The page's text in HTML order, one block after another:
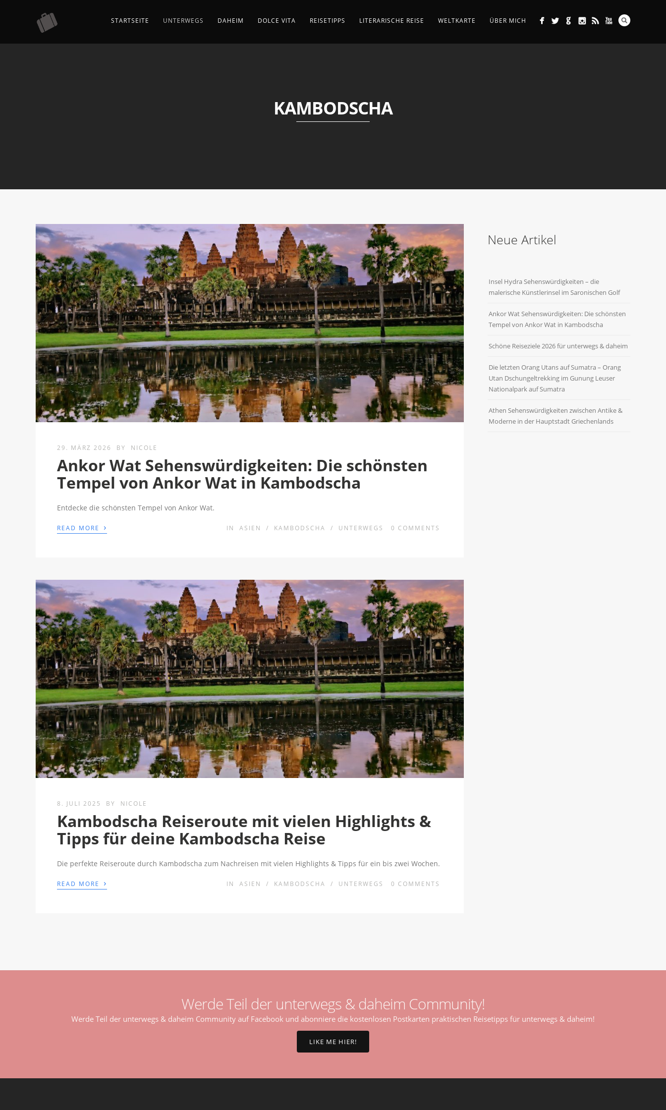
STARTSEITE UNTERWEGS DAHEIM DOLCE VITA REISETIPPS LITERARISCHE REISE WELTKARTE ÜBER MICH
KAMBODSCHA
29. MÄRZ 2026 BY NICOLE
Ankor Wat Sehenswürdigkeiten: Die schönsten
Tempel von Ankor Wat in Kambodscha
Entdecke die schönsten Tempel von Ankor Wat.
READ MORE › IN ASIEN / KAMBODSCHA / UNTERWEGS 0 COMMENTS
8. JULI 2025 BY NICOLE
Kambodscha Reiseroute mit vielen Highlights &
Tipps für deine Kambodscha Reise
Die perfekte Reiseroute durch Kambodscha zum Nachreisen mit vielen Highlights & Tipps für ein bis zwei Wochen.
READ MORE › IN ASIEN / KAMBODSCHA / UNTERWEGS 0 COMMENTS
Neue Artikel
Insel Hydra Sehenswürdigkeiten – die
malerische Künstlerinsel im Saronischen Golf
Ankor Wat Sehenswürdigkeiten: Die schönsten
Tempel von Ankor Wat in Kambodscha
Schöne Reiseziele 2026 für unterwegs & daheim
Die letzten Orang Utans auf Sumatra – Orang
Utan Dschungeltrekking im Gunung Leuser
Nationalpark auf Sumatra
Athen Sehenswürdigkeiten zwischen Antike &
Moderne in der Hauptstadt Griechenlands
Werde Teil der unterwegs & daheim Community!
Werde Teil der unterwegs & daheim Community auf Facebook und abonniere die kostenlosen Postkarten praktischen Reisetipps für unterwegs & daheim!
LIKE ME HIER!